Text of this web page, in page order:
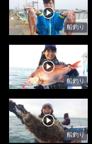
船釣り
船釣り
船釣り